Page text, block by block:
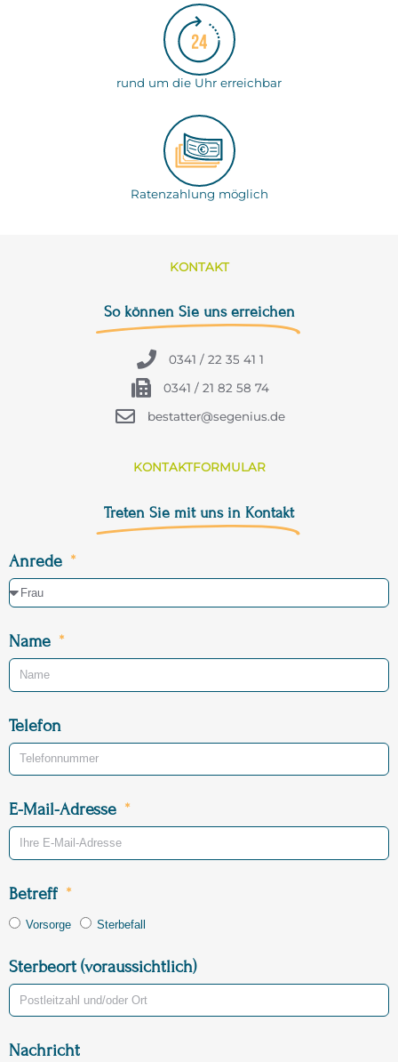
rund um die Uhr erreichbar
Ratenzahlung möglich
KONTAKT
So können Sie uns erreichen
0341 / 22 35 41 1
0341 / 21 82 58 74
bestatter@segenius.de
KONTAKTFORMULAR
Treten Sie mit uns in Kontakt
Anrede
Name
Telefon
E-Mail-Adresse
Betreff
Vorsorge Sterbefall
Sterbeort (voraussichtlich)
Nachricht